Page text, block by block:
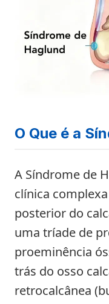
O Que é a
A Síndrome de
clínica
posterior do
uma tríade de
proeminência
trás do osso
retrocalcânea